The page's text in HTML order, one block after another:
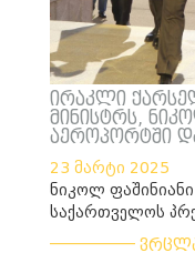
ირაკლი
მინისტრს,
აეროპორტში
23 მარტი 2025
ნიკოლ
საქართველოს